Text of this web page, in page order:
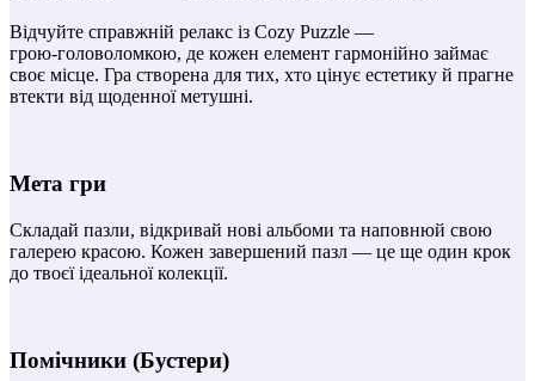
Відчуйте справжній релакс із Cozy Puzzle —
грою‑головоломкою, де кожен елемент гармонійно займає
своє місце. Гра створена для тих, хто цінує естетику й прагне
втекти від щоденної метушні.
Мета гри
Складай пазли, відкривай нові альбоми та наповнюй свою
галерею красою. Кожен завершений пазл — це ще один крок
до твоєї ідеальної колекції.
Помічники (Бустери)